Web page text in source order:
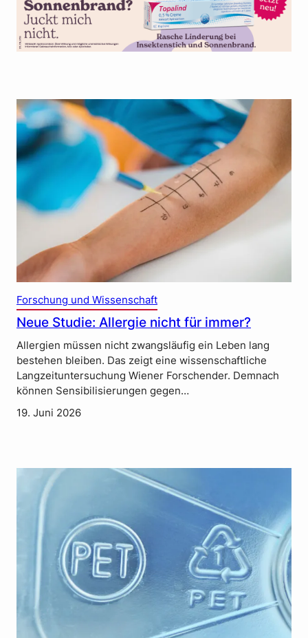
Forschung und Wissenschaft
Neue Studie: Allergie nicht für immer?
Allergien müssen nicht zwangsläufig ein Leben lang
bestehen bleiben. Das zeigt eine wissenschaftliche
Langzeituntersuchung Wiener Forschender. Demnach
können Sensibilisierungen gegen…
19. Juni 2026